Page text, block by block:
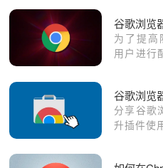
谷歌浏览
为了提高
用户进行
谷歌浏览
分享谷歌
升插件使